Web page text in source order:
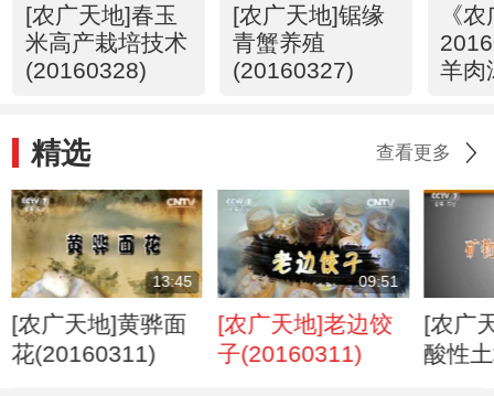
[农广天地]春玉
米高产栽培技术
(20160328)
[农广天地]锯缘
青蟹养殖
(20160327)
《
羊肉
精选 查看更多
13:45
[农广天地]黄骅面
花(20160311)
09:51
[农广天地]老边饺
子(20160311)
[农广
酸性